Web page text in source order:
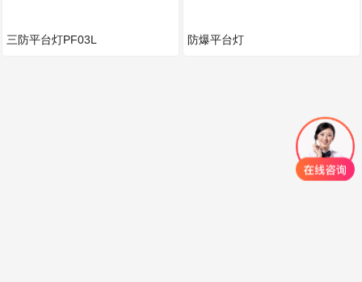
三防平台灯PF03L 防爆平台灯